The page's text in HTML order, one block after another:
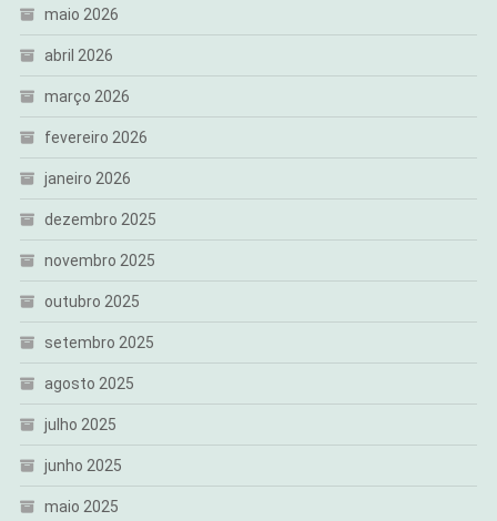
maio 2026
abril 2026
março 2026
fevereiro 2026
janeiro 2026
dezembro 2025
novembro 2025
outubro 2025
setembro 2025
agosto 2025
julho 2025
junho 2025
maio 2025